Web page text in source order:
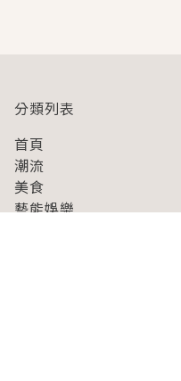
分類列表
首頁
潮流
美食
藝能娛樂